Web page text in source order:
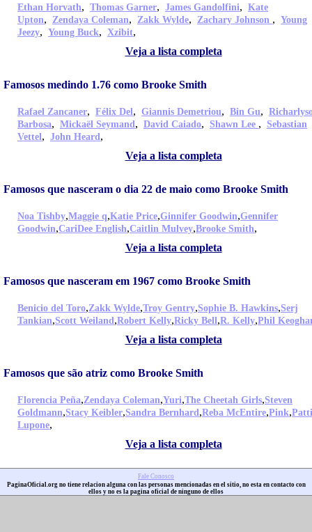
Ethan Horvath, Thomas Garner, James Gandolfini, Kate
Upton, Zendaya Coleman, Zakk Wylde, Zachary Johnson , Young
Jeezy, Young Buck, Xzibit,
Veja a lista completa
Famosos medindo 1.76 como Brooke Smith
Rafael Zancaner, Félix Del, Giannis Demetriou, Bin Gu,
Barbosa, Mickaël Seymand, David Caiado, Shawn Lee , Sebastian
Vettel, John Heard,
Veja a lista completa
Famosos que nasceram o dia 22 de maio como Brooke Smith
Noa Tishby,Maggie q,Katie Price,Ginnifer Goodwin,Gennifer
Goodwin,CariDee English,Caitlin Mulvey,Brooke Smith,
Veja a lista completa
Famosos que nasceram em 1967 como Brooke Smith
Benicio del Toro,Zakk Wylde,Troy Gentry,Sophie B. Hawkins,Serj
Tankian,Scott Weiland,Robert Kelly,Ricky Bell,R. Kelly,Phil
Veja a lista completa
Famosos que são atriz como Brooke Smith
Florencia Peña,Zendaya Coleman,Yuri,The Cheetah Girls,Steven
Goldmann,Stacy Keibler,Sandra Bernhard,Reba McEntire,Pink,Patti
Lupone,
Veja a lista completa
Fale Conosco
PaginaOficial.org no tiene relacion alguna con las personas mencionadas en el sitio, no esta en contacto con
ellos y no es la pagina oficial de ninguno de ellos